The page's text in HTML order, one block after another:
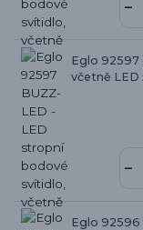
Eglo 92597
včetně LED
Eglo